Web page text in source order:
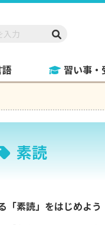
語 習い事・
素読
「素読」をはじめよう